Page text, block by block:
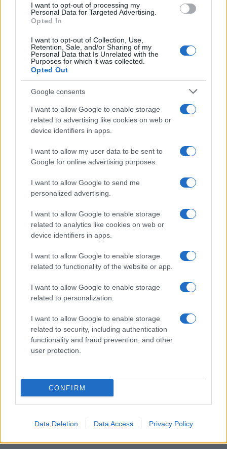
I want to opt-out of processing my
Personal Data for Targeted Advertising.
Opted In
I want to opt-out of Collection, Use,
Retention, Sale, and/or Sharing of my
Personal Data that Is Unrelated with the
Purposes for which it was collected.
Opted Out
Google consents
I want to allow Google to enable storage
related to advertising like cookies on web or
device identifiers in apps.
I want to allow my user data to be sent to
Google for online advertising purposes.
I want to allow Google to send me
personalized advertising.
I want to allow Google to enable storage
related to analytics like cookies on web or
device identifiers in apps.
I want to allow Google to enable storage
related to functionality of the website or app.
I want to allow Google to enable storage
related to personalization.
I want to allow Google to enable storage
related to security, including authentication
functionality and fraud prevention, and other
user protection.
CONFIRM
Data Deletion Data Access Privacy Policy
NECROLOGIE
Mario Malu
Paolo Pinna
Martina Agostina Diturco
I nostri cari
I nostri cari
Giovannimaria Cabras
Invia un Comunicato Stampa